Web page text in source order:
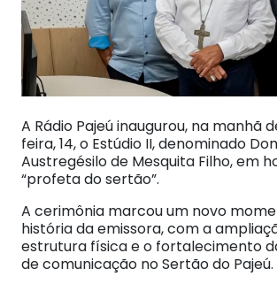
A Rádio Pajeú inaugurou, na manhã
feira, 14, o Estúdio II, denominado
Austregésilo de Mesquita Filho, em
“profeta do sertão”.
A cerimônia marcou um novo
história da emissora, com a
estrutura física e o fortalecimento
de comunicação no Sertão do Pajeú.